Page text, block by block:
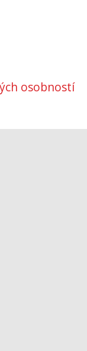
osobností